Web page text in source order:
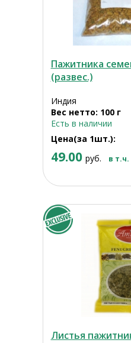
Пажитника
(развес.)
Индия
Вес нетто: 100 г
Есть в наличии
Цена(за 1шт.):
49.00 руб. в
Листья